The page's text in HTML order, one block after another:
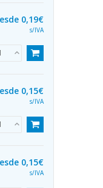
0,19€
s/IVA
0,15€
s/IVA
0,15€
s/IVA